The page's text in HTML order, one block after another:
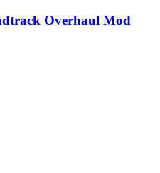
Overhaul Mod